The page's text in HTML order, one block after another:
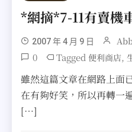
*網摘*7-11有賣機
2007 年 4 月 9 日
0 Tagged 便利商店,
雖然這篇文章在網路上面
在有夠好笑，所以再轉
[…]